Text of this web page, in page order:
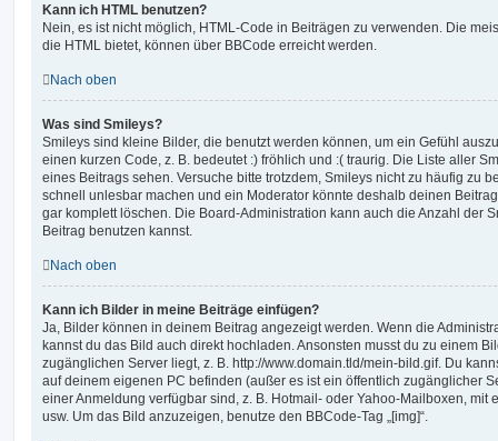
Kann ich HTML benutzen?
Nein, es ist nicht möglich, HTML-Code in Beiträgen zu verwenden. Die
die HTML bietet, können über BBCode erreicht werden.
Nach oben
Was sind Smileys?
Smileys sind kleine Bilder, die benutzt werden können, um ein Gefühl
einen kurzen Code, z. B. bedeutet :) fröhlich und :( traurig. Die Liste aller
eines Beitrags sehen. Versuche bitte trotzdem, Smileys nicht zu häufig zu
schnell unlesbar machen und ein Moderator könnte deshalb deinen
gar komplett löschen. Die Board-Administration kann auch die Anzahl der
Beitrag benutzen kannst.
Nach oben
Kann ich Bilder in meine Beiträge einfügen?
Ja, Bilder können in deinem Beitrag angezeigt werden. Wenn die
kannst du das Bild auch direkt hochladen. Ansonsten musst du zu einem
zugänglichen Server liegt, z. B. http://www.domain.tld/mein-bild.gif. Du
auf deinem eigenen PC befinden (außer es ist ein öffentlich zugänglicher
einer Anmeldung verfügbar sind, z. B. Hotmail- oder Yahoo-Mailboxen, mit
usw. Um das Bild anzuzeigen, benutze den BBCode-Tag „[img]“.